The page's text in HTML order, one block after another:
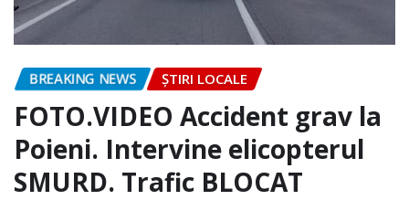
BREAKING NEWS ȘTIRI LOCALE
FOTO.VIDEO Accident grav la
Poieni. Intervine elicopterul
SMURD. Trafic BLOCAT